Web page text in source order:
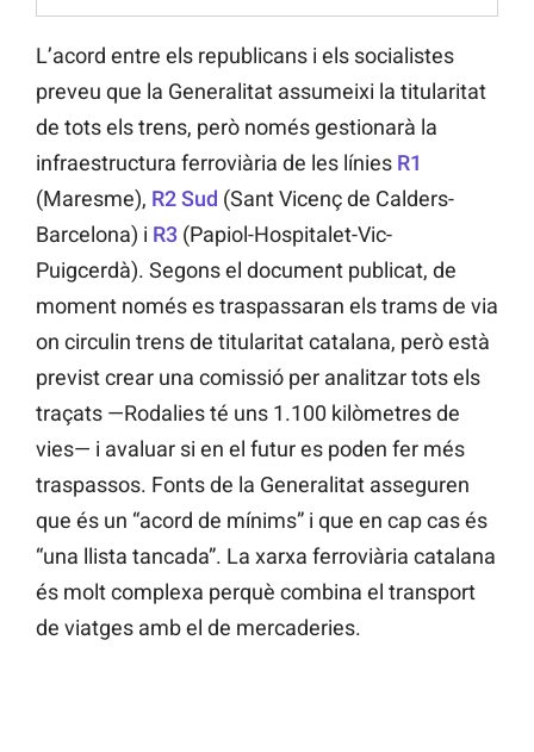
L’acord entre els republicans i els socialistes
preveu que la Generalitat assumeixi la titularitat
de tots els trens, però només gestionarà la
infraestructura ferroviària de les línies R1
(Maresme), R2 Sud (Sant Vicenç de Calders-
Barcelona) i R3 (Papiol-Hospitalet-Vic-
Puigcerdà). Segons el document publicat, de
moment només es traspassaran els trams de via
on circulin trens de titularitat catalana, però està
previst crear una comissió per analitzar tots els
traçats —Rodalies té uns 1.100 kilòmetres de
vies— i avaluar si en el futur es poden fer més
traspassos. Fonts de la Generalitat asseguren
que és un “acord de mínims” i que en cap cas és
“una llista tancada”. La xarxa ferroviària catalana
és molt complexa perquè combina el transport
de viatges amb el de mercaderies.